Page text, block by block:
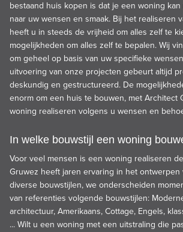
bestaand huis kopen is dat je een woning
naar uw wensen en smaak. Bij het realiseren
heeft u in steeds de vrijheid om alles zelf te
mogelijkheden om alles zelf te bepalen. Wij
om geheel op basis van uw specifieke
uitvoering van onze projecten gebeurt altijd
deskundig en gestructureerd. De
enorm om een huis te bouwen, met Architect
woning realiseren volgens u wensen en
In welke bouwstijl een woning
Voor veel mensen is een woning realiseren
Gruwez heeft jaren ervaring in het ontwerpen
diverse bouwstijlen, we onderscheiden
van referenties volgende bouwstijlen:
architectuur, Amerikaans, Cottage, Engels,
... Wilt u een woning met een uitstraling die